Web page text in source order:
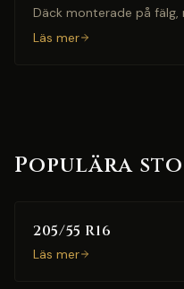
Däck monterade på
Läs mer
Populära
205/55 R16
Läs mer